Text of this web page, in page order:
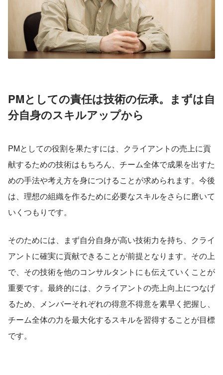
PMとしての責任は技術の伝承。まずは自
分自身のスキルアップから
PMとしての役割を果たすには、クライアントの売上に貢
献するための技術はもちろん、チーム全体で成果を出すた
めの手法や考え方を身につけることが求められます。今後
は、理想の組織を作るために必要なスキルをさらに磨いて
いくつもりです。
そのためには、まず自分自身が高い技術力を持ち、クライ
アントに確実に貢献できることが前提となります。その上
で、その技術を他のコンサルタントにも伝えていくことが
重要です。最終的には、クライアントの売上向上につなげ
るため、メンバーそれぞれの得意不得意を素早く把握し、
チーム全体の力を最大化するスキルを習得することが目標
です。